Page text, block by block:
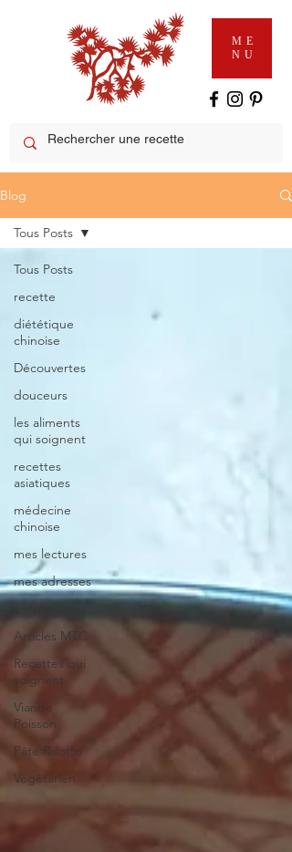
ME
NU
Blog
Tous Posts
recette
diététique
chinoise
Découvertes
douceurs
les aliments
qui soignent
recettes
asiatiques
médecine
chinoise
mes lectures
mes adresses
Articles MTC
Recettes qui
soignent
Viande
Poisson
Pâte Risotto
Végétarien
Tous Posts